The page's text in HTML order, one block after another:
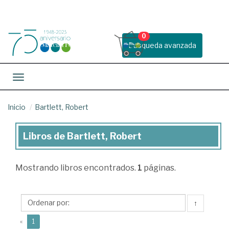
Busqueda avanzada
0
Toggle navigation
Inicio Bartlett, Robert
Libros
Bartlett,
Libros de Bartlett, Robert
Mostrando libros encontrados. 1 páginas.
↑
« 1